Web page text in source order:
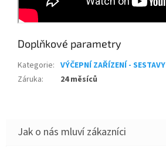
Doplňkové parametry
Kategorie: VÝČEPNÍ ZAŘÍZENÍ - SESTAVY
Záruka: 24 měsíců